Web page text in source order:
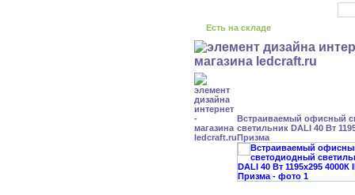
Есть на складе
Встраиваемый офисный
светильник DALI 40 Вт
Призма